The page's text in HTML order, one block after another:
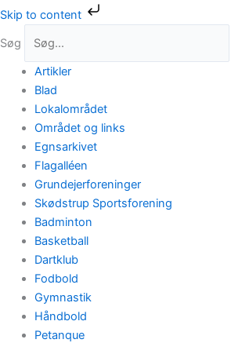
Skip to content
Gå
indholdet
Søg
Artikler
Blad
Lokalområdet
Området og links
Egnsarkivet
Flagalléen
Grundejerforeninger
Skødstrup Sportsforening
Badminton
Basketball
Dartklub
Fodbold
Gymnastik
Håndbold
Petanque